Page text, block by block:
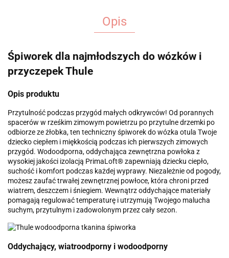
Opis
Śpiworek dla najmłodszych do wózków i
przyczepek Thule
Opis produktu
Przytulność podczas przygód małych odkrywców! Od porannych
spacerów w rześkim zimowym powietrzu po przytulne drzemki po
odbiorze ze żłobka, ten techniczny śpiworek do wózka otula Twoje
dziecko ciepłem i miękkością podczas ich pierwszych zimowych
przygód. Wodoodporna, oddychająca zewnętrzna powłoka z
wysokiej jakości izolacją PrimaLoft® zapewniają dziecku ciepło,
suchość i komfort podczas każdej wyprawy. Niezależnie od pogody,
możesz zaufać trwałej zewnętrznej powłoce, która chroni przed
wiatrem, deszczem i śniegiem. Wewnątrz oddychające materiały
pomagają regulować temperaturę i utrzymują Twojego malucha
suchym, przytulnym i zadowolonym przez cały sezon.
Oddychający, wiatroodporny i wodoodporny